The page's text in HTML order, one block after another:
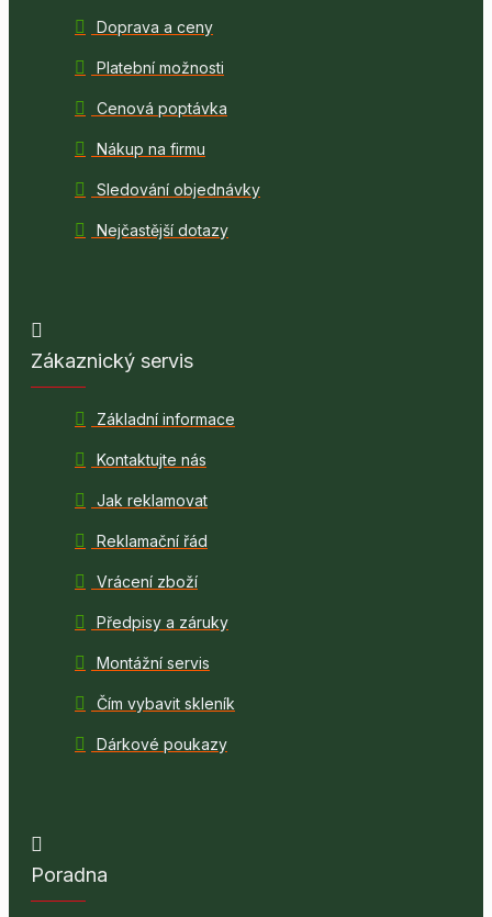
Doprava a ceny
Platební možnosti
Cenová poptávka
Nákup na firmu
Sledování objednávky
Nejčastější dotazy
Zákaznický servis
Základní informace
Kontaktujte nás
Jak reklamovat
Reklamační řád
Vrácení zboží
Předpisy a záruky
Montážní servis
Čím vybavit skleník
Dárkové poukazy
Poradna